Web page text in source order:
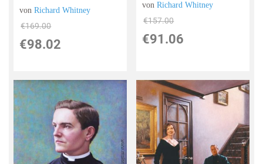
vonRichard Whitney
€169.00
€98.02
vonRichard Whitney
€157.00
€91.06